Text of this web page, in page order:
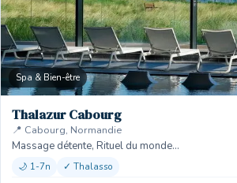
Spa & Bien-être
Thalazur Cabourg
📍 Cabourg, Normandie
Massage détente, Rituel du monde…
🌙 1-7n ✓ Thalasso